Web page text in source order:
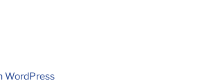
WordPress